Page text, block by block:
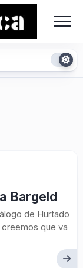
Bargeld
de Hurtado
que va